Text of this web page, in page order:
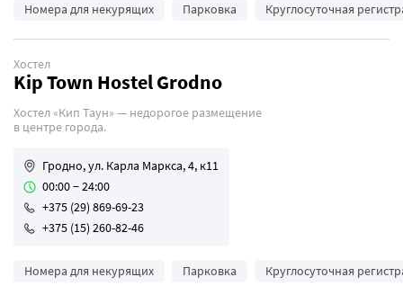
Номера для некурящих Парковка Круглосуточная
Хостел
Kip Town Hostel Grodno
Хостел «Кип Таун» — недорогое размещение
в центре города.
Гродно, ул. Карла Маркса, 4, к11
00:00 − 24:00
+375 (29) 869-69-23
+375 (15) 260-82-46
Номера для некурящих Парковка Круглосуточная